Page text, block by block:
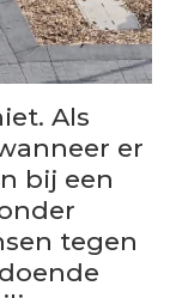
Als
er
bij een
tegen